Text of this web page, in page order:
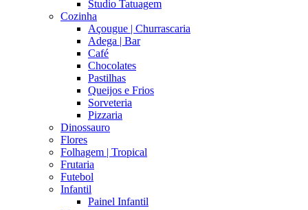
Studio Tatuagem
Cozinha
Açougue | Churrascaria
Adega | Bar
Café
Chocolates
Pastilhas
Queijos e Frios
Sorveteria
Pizzaria
Dinossauro
Flores
Folhagem | Tropical
Frutaria
Futebol
Infantil
Painel Infantil